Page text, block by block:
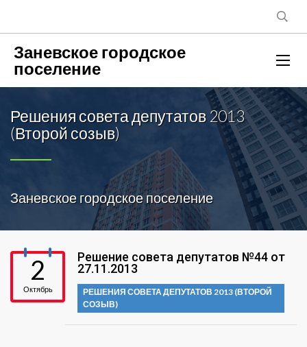
Заневское городское
поселение
Решения совета депутатов 2013
(Второй созыв)
Заневское городское поселение
2
Октябрь
Решение совета депутатов №44 от
27.11.2013
РЕШЕНИЯ СОВЕТА ДЕПУТАТОВ 2013 (ВТОРОЙ
СОЗЫВ)